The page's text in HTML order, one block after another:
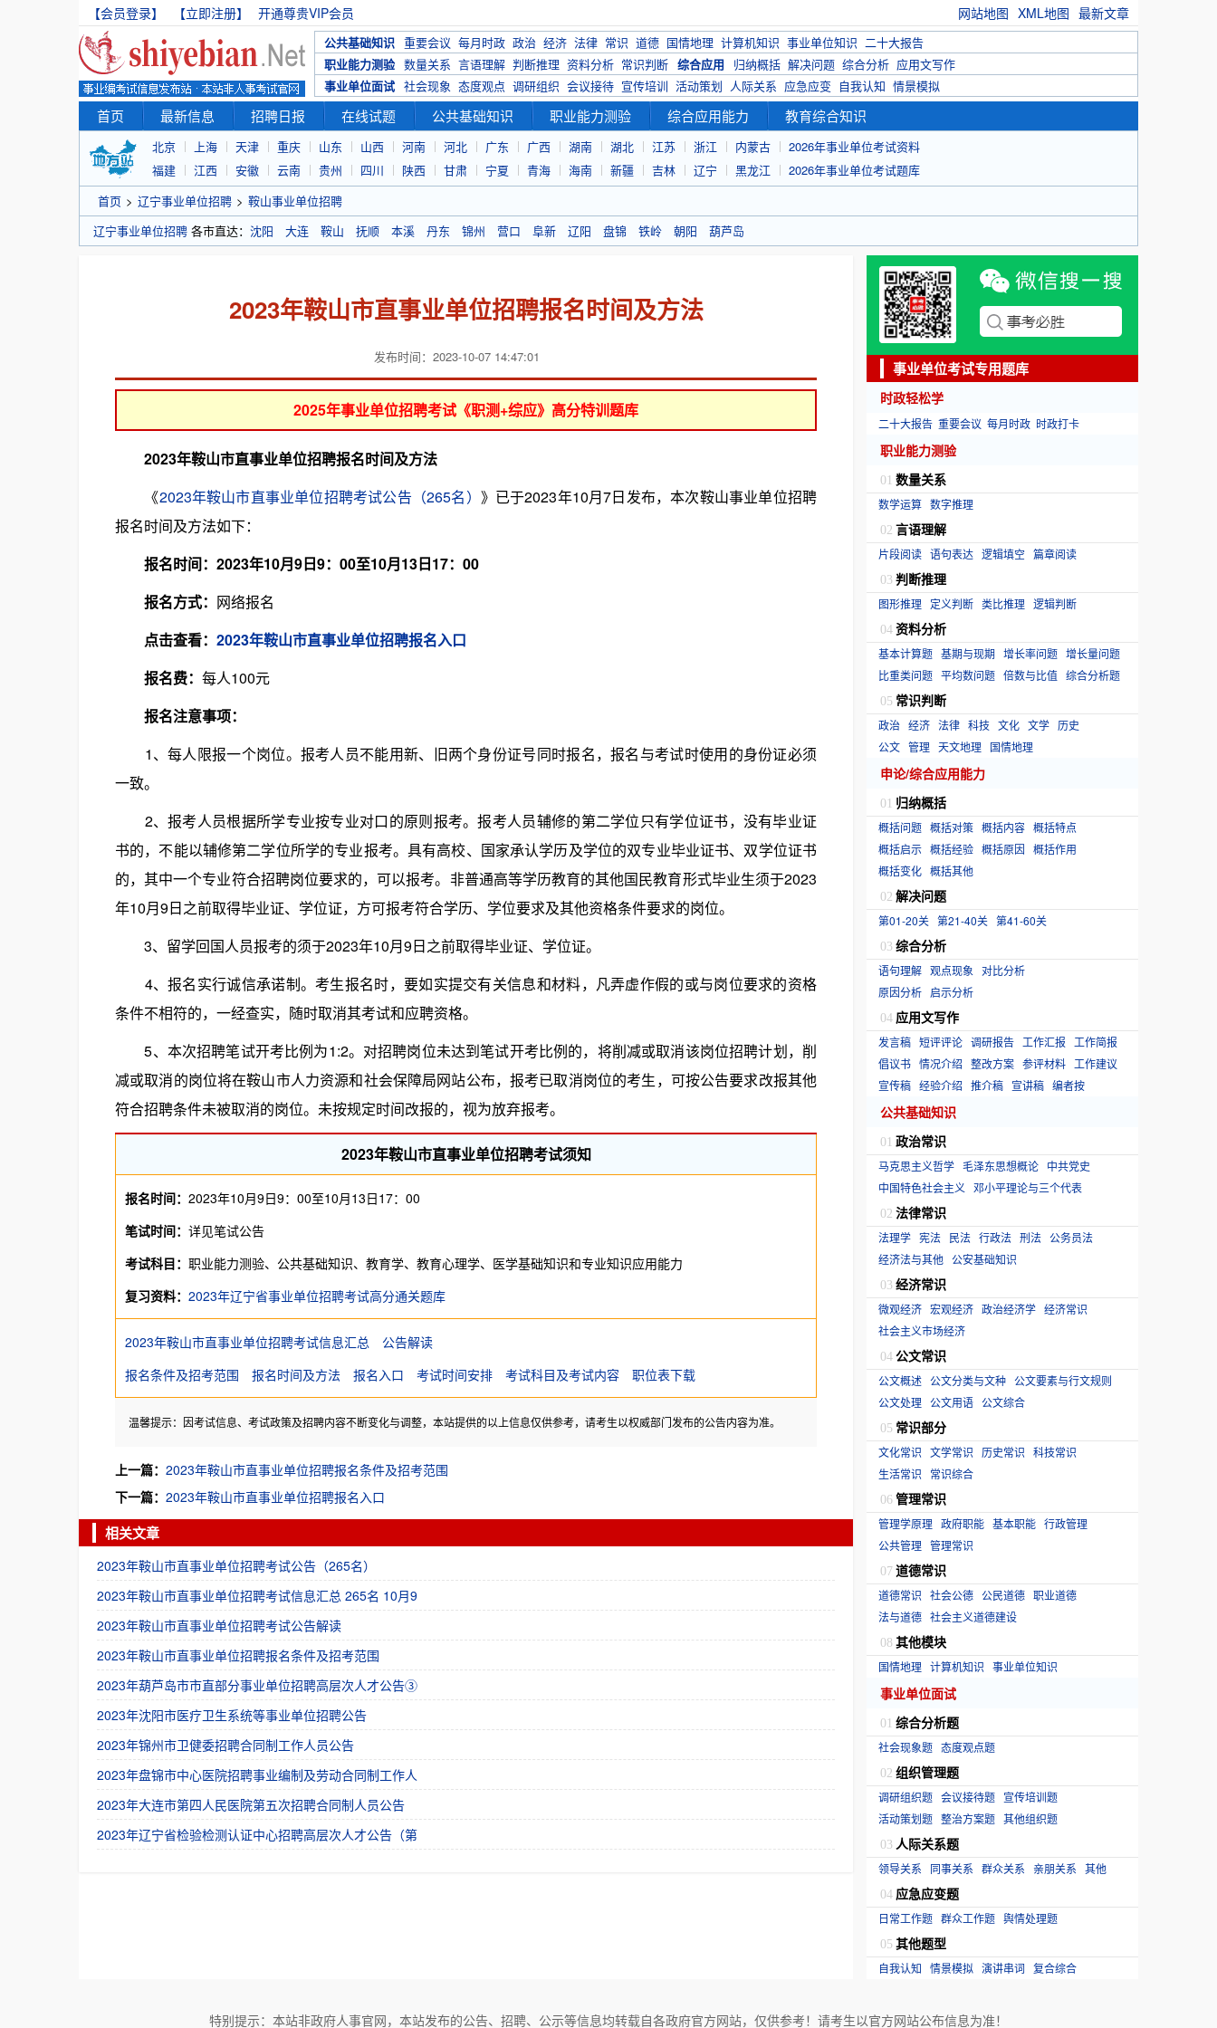
【会员登录】 【立即注册】 开通尊贵VIP会员 网站地图 XML地图 最新文章
公共基础知识 重要会议 每月时政 政治 经济 法律 常识 道德 国情地理 计算机知识 事业单位知识 二十大报告
职业能力测验 数量关系 言语理解 判断推理 资料分析 常识判断 综合应用 归纳概括 解决问题 综合分析 应用文写作
事业单位面试 社会现象 态度观点 调研组织 会议接待 宣传培训 活动策划 人际关系 应急应变 自我认知 情景模拟
首页 最新信息 招聘日报 在线试题 公共基础知识 职业能力测验 综合应用能力 教育综合知识
北京 上海 天津 重庆 山东 山西 河南 河北 广东 广西 湖南 湖北 江苏 浙江 内蒙古
2026年事业单位考试资料
福建
江西 安徽 云南 贵州 四川 陕西 甘肃 宁夏 青海 海南 新疆 吉林 辽宁 黑龙江
2026年事业单位考试题库
首页 > 辽宁事业单位招聘 > 鞍山事业单位招聘
辽宁事业单位招聘 各市直达： 沈阳 大连 鞍山 抚顺 本溪 丹东 锦州 营口 阜新 辽阳 盘锦 铁岭 朝阳 葫芦岛
2023年鞍山市直事业单位招聘报名时间及方法
发布时间：2023-10-07 14:47:01
2025年事业单位招聘考试《职测+综应》高分特训题库
2023年鞍山市直事业单位招聘报名时间及方法
《2023年鞍山市直事业单位招聘考试公告（265名） 》已于2023年10月7日发布，本次鞍山事业单位招聘
报名时间及方法如下：
报名时间：2023年10月9日9：00至10月13日17：00
报名方式： 网络报名
点击查看： 2023年鞍山市直事业单位招聘报名入口
报名费： 每人100元
报名注意事项：
1、每人限报一个岗位。报考人员不能用新、旧两个身份证号同时报名，报名与考试时使用的身份证必须
一致。
2、报考人员根据所学专业按专业对口的原则报考。报考人员辅修的第二学位只有学位证书，没有毕业证
书的，不能以辅修第二学位所学的专业报考。具有高校、国家承认学历及学位的双专业毕业证书、双学位证书
的，其中一个专业符合招聘岗位要求的，可以报考。非普通高等学历教育的其他国民教育形式毕业生须于2023
年10月9日之前取得毕业证、学位证，方可报考符合学历、学位要求及其他资格条件要求的岗位。
3、留学回国人员报考的须于2023年10月9日之前取得毕业证、学位证。
4、报名实行诚信承诺制。考生报名时，要如实提交有关信息和材料，凡弄虚作假的或与岗位要求的资格
条件不相符的，一经查实，随时取消其考试和应聘资格。
5、本次招聘笔试开考比例为1:2。对招聘岗位未达到笔试开考比例的，将削减或取消该岗位招聘计划，削
减或取消的岗位将在鞍山市人力资源和社会保障局网站公布，报考已取消岗位的考生，可按公告要求改报其他
符合招聘条件未被取消的岗位。未按规定时间改报的，视为放弃报考。
2023年鞍山市直事业单位招聘考试须知
报名时间： 2023年10月9日9：00至10月13日17：00
笔试时间： 详见笔试公告
考试科目： 职业能力测验、公共基础知识、教育学、教育心理学、医学基础知识和专业知识应用能力
复习资料： 2023年辽宁省事业单位招聘考试高分通关题库
2023年鞍山市直事业单位招聘考试信息汇总
公告解读
报名条件及招考范围
报名时间及方法 报名入口 考试时间安排 考试科目及考试内容 职位表下载
温馨提示：因考试信息、考试政策及招聘内容不断变化与调整，本站提供的以上信息仅供参考，请考生以权威部门发布的公告内容为准。
上一篇： 2023年鞍山市直事业单位招聘报名条件及招考范围
下一篇： 2023年鞍山市直事业单位招聘报名入口
相关文章
2023年鞍山市直事业单位招聘考试公告（265名）
2023年鞍山市直事业单位招聘考试信息汇总 265名 10月9
2023年鞍山市直事业单位招聘考试公告解读
2023年鞍山市直事业单位招聘报名条件及招考范围
2023年葫芦岛市市直部分事业单位招聘高层次人才公告③
2023年沈阳市医疗卫生系统等事业单位招聘公告
2023年锦州市卫健委招聘合同制工作人员公告
2023年盘锦市中心医院招聘事业编制及劳动合同制工作人
2023年大连市第四人民医院第五次招聘合同制人员公告
2023年辽宁省检验检测认证中心招聘高层次人才公告（第
事业单位考试专用题库
时政轻松学
二十大报告 重要会议 每月时政 时政打卡
职业能力测验
01 数量关系
数学运算 数字推理
02 言语理解
片段阅读 语句表达 逻辑填空 篇章阅读
03 判断推理
图形推理 定义判断 类比推理 逻辑判断
04 资料分析
基本计算题 基期与现期 增长率问题 增长量问题
比重类问题 平均数问题 倍数与比值 综合分析题
05 常识判断
政治 经济 法律 科技 文化 文学 历史
公文 管理 天文地理 国情地理
申论/综合应用能力
01 归纳概括
概括问题 概括对策 概括内容 概括特点
概括启示 概括经验 概括原因 概括作用
概括变化 概括其他
02 解决问题
第01-20关 第21-40关 第41-60关
03 综合分析
语句理解 观点现象 对比分析
原因分析 启示分析
04 应用文写作
发言稿 短评评论 调研报告 工作汇报
工作简报
倡议书 情况介绍 整改方案 参评材料 工作建议
宣传稿 经验介绍 推介稿 宣讲稿 编者按
公共基础知识
01 政治常识
马克思主义哲学 毛泽东思想概论 中共党史
中国特色社会主义 邓小平理论与三个代表
02 法律常识
法理学 宪法 民法 行政法 刑法 公务员法
经济法与其他 公安基础知识
03 经济常识
微观经济 宏观经济 政治经济学 经济常识
社会主义市场经济
04 公文常识
公文概述 公文分类与文种 公文要素与行文规则
公文处理 公文用语 公文综合
05 常识部分
文化常识 文学常识 历史常识 科技常识
生活常识
常识综合
06 管理常识
管理学原理 政府职能 基本职能 行政管理
公共管理 管理常识
07 道德常识
道德常识 社会公德 公民道德 职业道德
法与道德 社会主义道德建设
08 其他模块
国情地理 计算机知识 事业单位知识
事业单位面试
01 综合分析题
社会现象题 态度观点题
02 组织管理题
调研组织题 会议接待题 宣传培训题
活动策划题 整治方案题 其他组织题
03 人际关系题
领导关系 同事关系 群众关系 亲朋关系 其他
04 应急应变题
日常工作题 群众工作题 舆情处理题
05 其他题型
自我认知 情景模拟 演讲串词 复合综合
特别提示：本站非政府人事官网，本站发布的公告、招聘、公示等信息均转载自各政府官方网站，仅供参考！请考生以官方网站公布信息为准！